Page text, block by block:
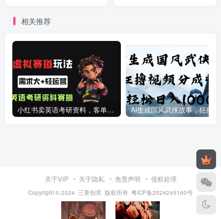
相关推荐
小红书卖英语考研资料，客单价9.9，250天卖了16w!
关于VIP 关于隐私 免责声明 侵权处理
Copyright © 2024 ·三青创库 版权所有 粤ICP备2024245160号